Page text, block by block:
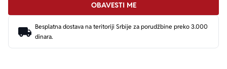
OBAVESTI ME
Besplatna dostava na teritoriji Srbije za porudžbine preko 3.000
dinara.